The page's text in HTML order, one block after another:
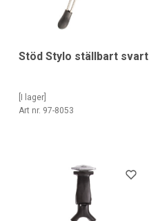
Stöd Stylo ställbart svart
[I lager]
Art nr. 97-8053